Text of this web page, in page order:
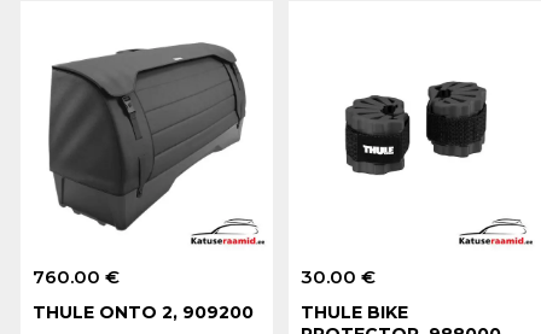
760.00 €
THULE ONTO 2, 909200
30.00 €
THULE BIKE